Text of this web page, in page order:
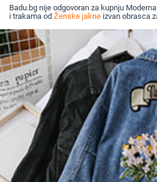
Badu.bg nije odgovoran za kupnju
i trakama od Ženske jakne izvan obrasca